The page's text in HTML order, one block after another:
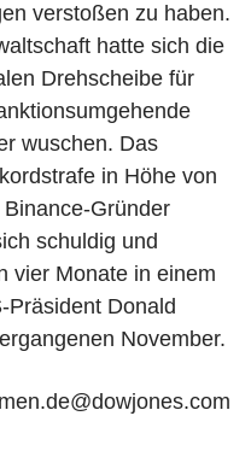
verstoßen zu haben.
hatte sich die
Drehscheibe für
wuschen. Das
in Höhe von
Gründer
schuldig und
vier Monate in einem
Präsident Donald
November.